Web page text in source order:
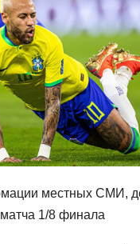
местных СМИ,
1/8 финала